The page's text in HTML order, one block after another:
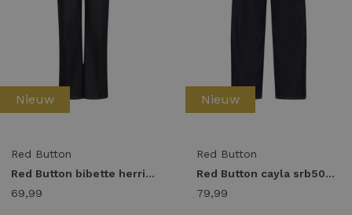
Nieuw
Red Button
Red Button bibette herringbone srb5172 Flare darkblue-l33
69,99
Nieuw
Red Button
Red Button cayla srb5091 Barrel fit darkblue-l28
79,99